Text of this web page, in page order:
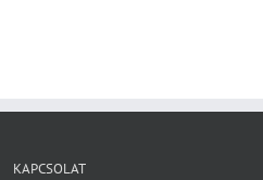
KAPCSOLAT